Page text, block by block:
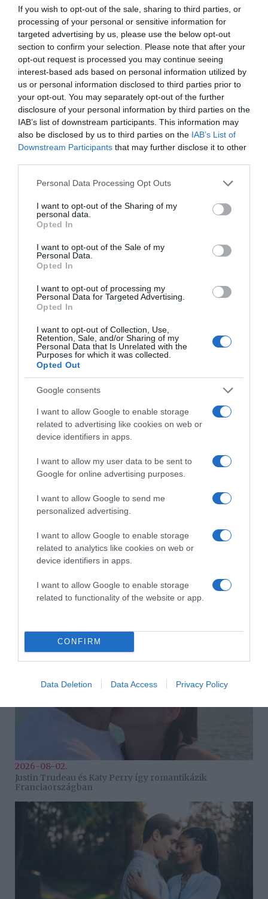
If you wish to opt-out of the sale, sharing to third parties, or
processing of your personal or sensitive information for
targeted advertising by us, please use the below opt-out
section to confirm your selection. Please note that after your
opt-out request is processed you may continue seeing
interest-based ads based on personal information utilized by
us or personal information disclosed to third parties prior to
your opt-out. You may separately opt-out of the further
disclosure of your personal information by third parties on the
IAB’s list of downstream participants. This information may
also be disclosed by us to third parties on the IAB’s List of
Downstream Participants that may further disclose it to other
Please note that this website/app uses one or more Google
not limited to your visit or usage behaviour. You may click to
grant or deny consent to Google and its third-party tags to
use your data for below specified purposes in below Google
consent section.
Personal Data Processing Opt Outs
I want to opt-out of the Sharing of my
personal data.
Opted In
I want to opt-out of the Sale of my
Personal Data.
Opted In
I want to opt-out of processing my
Personal Data for Targeted Advertising.
Opted In
I want to opt-out of Collection, Use,
Retention, Sale, and/or Sharing of my
Personal Data that Is Unrelated with the
Purposes for which it was collected.
Opted Out
Google consents
I want to allow Google to enable storage
related to advertising like cookies on web or
device identifiers in apps.
I want to allow my user data to be sent to
Google for online advertising purposes.
I want to allow Google to send me
personalized advertising.
I want to allow Google to enable storage
related to analytics like cookies on web or
device identifiers in apps.
I want to allow Google to enable storage
related to functionality of the website or app.
CONFIRM
Data Deletion Data Access Privacy Policy
készített videóinterjúban derül fény, ahol a film
kulisszatitkai mellett az is szóba kerül, hogyan éreznek
egymást iránt. A kérdésre viccesen válaszolva először a
színésznő annyit mond: "Nem igazán utálják egymást" -
majd a lényegre tért.
Forrás: Blikk
Megosztás: Facebook Twitter Pinterest
Címkék: szerelem, Brad Pitt, Margot Robbie
pletyka
Korábbi bejegyzések
HASONLÓ BEJEGYZÉSEK
2026-08-04.
Mel C szüleit is elvitte nászútjára
2026-08-02.
Justin Trudeau és Katy Perry így romantikázik
Franciaországban